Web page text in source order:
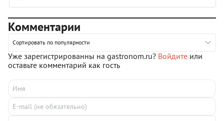
столько ароматных ингредиентов можно добавить в летний
напиток! Мы собрали самые интересные фруктово-ягодные
коктейли, которые легко приготовить в домашних условиях.
Комментарии
Сортировать по популярности
Уже зарегистрированны на gastronom.ru? Войдите или
оставьте комментарий как гость